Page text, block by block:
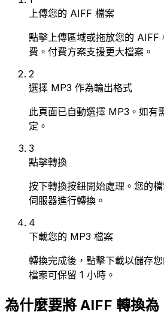
上傳您的 AIFF 檔案
點擊上傳區域或拖放您的 AIFF
費。付費方案支援更大檔案。
2
選擇 MP3 作為輸出格式
此頁面已自動選擇 MP3。如有
定。
3
點擊轉換
按下轉換按鈕開始處理。您的
伺服器進行轉換。
4
下載您的 MP3 檔案
轉換完成後，點擊下載以儲存
檔案可保留 1 小時。
為什麼要將 AIFF 轉換為